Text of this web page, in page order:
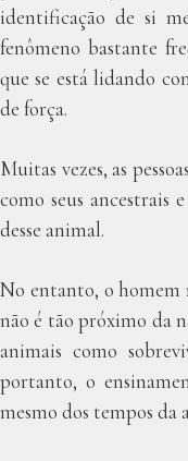
identificação de si
fenômeno bastante
que se está lidando
de força.
Muitas vezes, as
como seus ancestrais
desse animal.
No entanto, o homem
não é tão próximo da
animais como
portanto, o
mesmo dos tempos da